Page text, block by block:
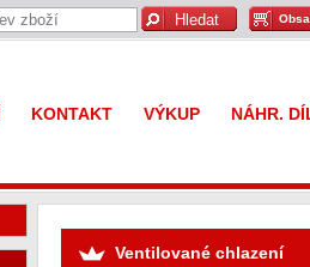
KONTAKT VÝKUP NÁHR.
Ventilované chlazení